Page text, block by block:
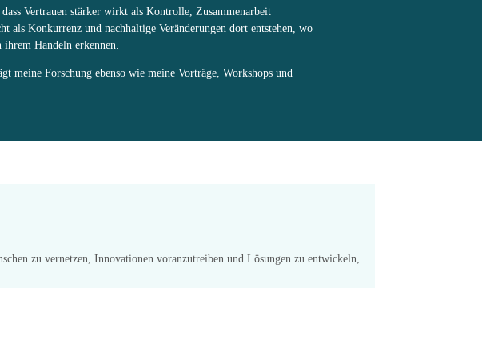
Vertrauen stärker wirkt als Kontrolle, Zusammenarbeit
als Konkurrenz und nachhaltige Veränderungen dort entstehen, wo
ihrem Handeln erkennen.
meine Forschung ebenso wie meine Vorträge, Workshops und
zu vernetzen, Innovationen voranzutreiben und Lösungen zu entwickeln,